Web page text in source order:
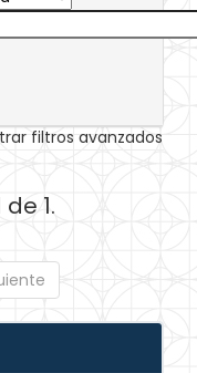
filtros avanzados
1.